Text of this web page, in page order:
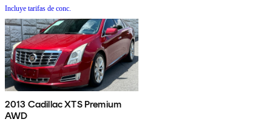
Incluye tarifas de conc.
2013 Cadillac XTS Premium
AWD